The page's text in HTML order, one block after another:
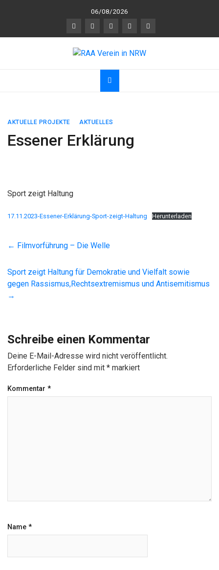
06/08/2026
RAA Verein in NRW
nerkennung und
AKTUELLE PROJEKTE AKTUELLES
Essener Erklärung
Sport zeigt Haltung
17.11.2023-Essener-Erklärung-Sport-zeigt-Haltung Herunterladen
← Filmvorführung – Die Welle
Sport zeigt Haltung für Demokratie und Vielfalt sowie
gegen Rassismus,Rechtsextremismus und Antisemitismus
→
Schreibe einen Kommentar
Deine E-Mail-Adresse wird nicht veröffentlicht.
Erforderliche Felder sind mit * markiert
Kommentar *
Name *